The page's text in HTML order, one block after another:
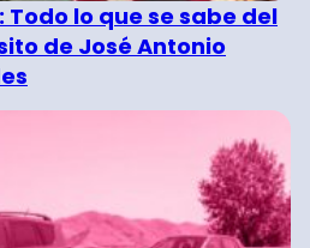
lo que se sabe del
de José Antonio